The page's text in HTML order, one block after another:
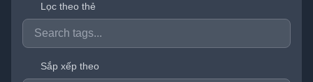
Lọc theo thẻ
Sắp xếp theo